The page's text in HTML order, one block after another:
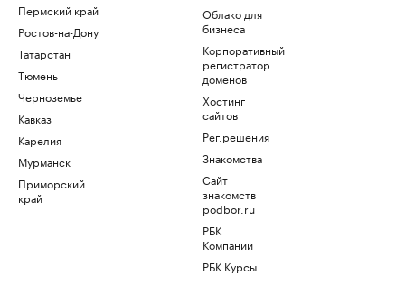
Пермский край
Ростов-на-Дону
Татарстан
Тюмень
Черноземье
Кавказ
Карелия
Мурманск
Приморский
край
Облако для
бизнеса
Корпоративный
регистратор
доменов
Хостинг
сайтов
Рег.решения
Знакомства
Сайт
знакомств
podbor.ru
РБК
Компании
РБК Курсы